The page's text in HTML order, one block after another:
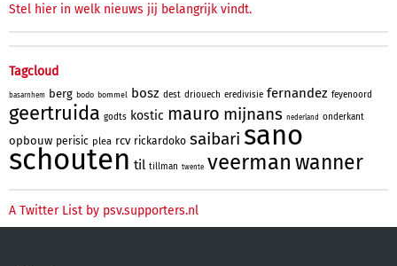
Stel hier in welk nieuws jij belangrijk vindt.
Tagcloud
basarnhem berg bodo bommel bosz dest driouech eredivisie fernandez feyenoord
geertruida godts kostic mauro mijnans nederland onderkant
opbouw perisic plea rcv rickardoko saibari sano
schouten til tillman twente veerman wanner
A Twitter List by psv.supporters.nl